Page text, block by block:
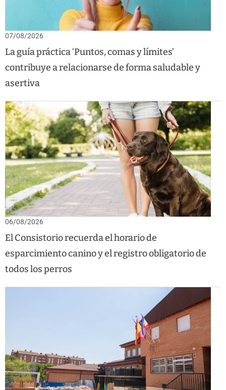
07/08/2026
La guía práctica ‘Puntos, comas y límites’
contribuye a relacionarse de forma saludable y
asertiva
06/08/2026
El Consistorio recuerda el horario de
esparcimiento canino y el registro obligatorio de
todos los perros